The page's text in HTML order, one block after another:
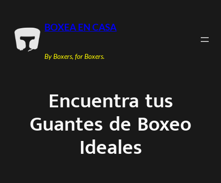
contenido
BOXEA EN CASA
By Boxers, for Boxers.
Encuentra tus
Guantes de Boxeo
Ideales